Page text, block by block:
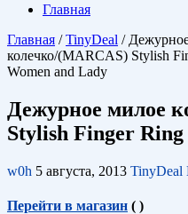
Главная
Главная / TinyDeal /
колечко/(MARCAS) Stylish
Women and Lady
Дежурное милое
Stylish Finger
w0h 5 августа, 2013 TinyDeal
Перейти в магазин ( )